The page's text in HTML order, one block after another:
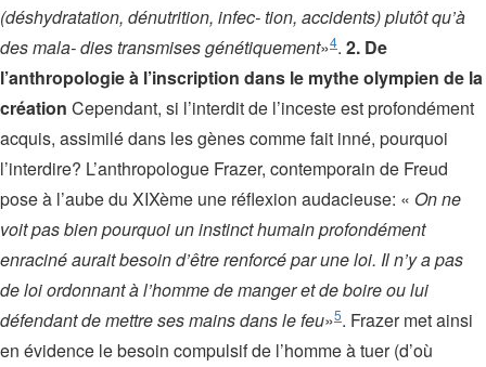
(déshydratation, dénutrition, infec- tion, accidents) plutôt qu’à
des mala- dies transmises génétiquement»4. 2. De
l’anthropologie à l’inscription dans le mythe olympien de la
création Cependant, si l’interdit de l’inceste est profondément
acquis, assimilé dans les gènes comme fait inné, pourquoi
l’interdire? L’anthropologue Frazer, contemporain de Freud
pose à l’aube du XIXème une réflexion audacieuse: « On ne
voit pas bien pourquoi un instinct humain profondément
enraciné aurait besoin d’être renforcé par une loi. Il n’y a pas
de loi ordonnant à l’homme de manger et de boire ou lui
défendant de mettre ses mains dans le feu»5. Frazer met ainsi
en évidence le besoin compulsif de l’homme à tuer (d’où